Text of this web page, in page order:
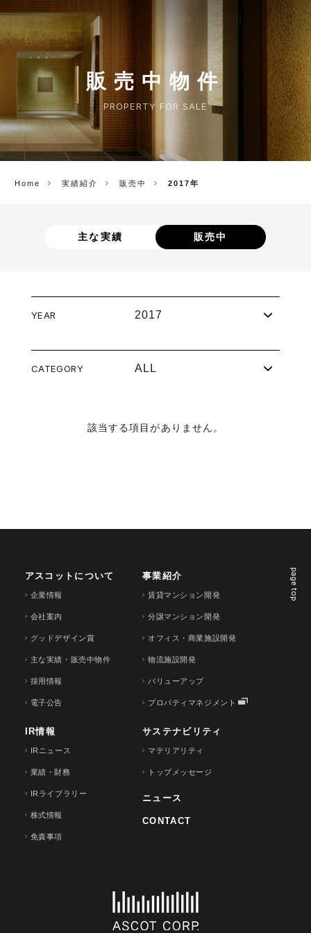
CORP.
販売中物件
PROPERTY FOR SALE
主な実績 販売中
Home 実績紹介 販売中 2017年
YEAR 2017
CATEGORY ALL
該当する項目がありません。
page top
アスコットについて
企業情報
会社案内
グッドデザイン賞
主な実績・販売中物件
採用情報
電子公告
事業紹介
賃貸マンション開発
分譲マンション開発
オフィス・商業施設開発
物流施設開発
バリューアップ
プロパティマネジメント
IR情報
IRニュース
業績・財務
IRライブラリー
株式情報
免責事項
サステナビリティ
マテリアリティ
トップメッセージ
ニュース
CONTACT